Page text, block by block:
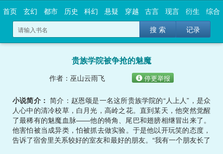
首页 玄幻 都市 历史 科幻 悬疑 穿越 古言 现言 衍生
综合
搜 索
记录
贵族学院被争抢的魅魔
作者：巫山云雨飞 停更举报
小说简介： 简介：赵恩颂是一名这所贵族学院的“人上人”，是众
人心中的清冷校草，白月光，高岭之花。直到某天，他突然觉醒
了最稀有的魅魔血脉——他的犄角、尾巴和翅膀相继冒出来了。
他害怕被当成异类，怕被抓去做实验。于是他以开玩笑的态度，
告诉了宿舍里关系较好的室友和最好的朋友。“我有一个朋友长了